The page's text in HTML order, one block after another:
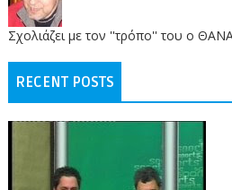
Σχολιάζει με τον ''τρόπο'' του ο
RECENT POSTS